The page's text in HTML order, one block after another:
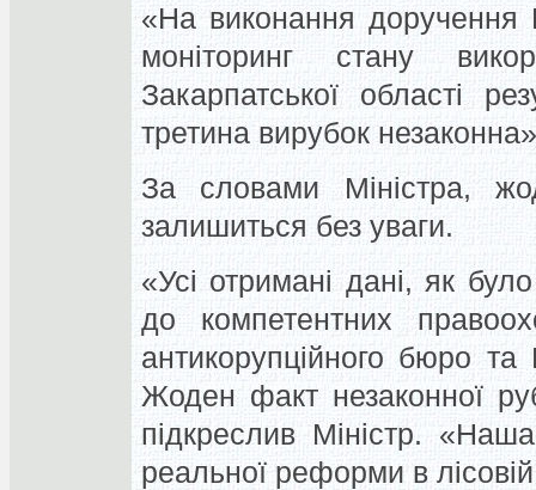
«На виконання доручення
моніторинг стану
Закарпатської області
третина вирубок
За словами Міністра,
залишиться без уваги.
«Усі отримані дані, як
до компетентних
антикорупційного бюро та
Жоден факт незаконної
підкреслив Міністр.
реальної реформи в